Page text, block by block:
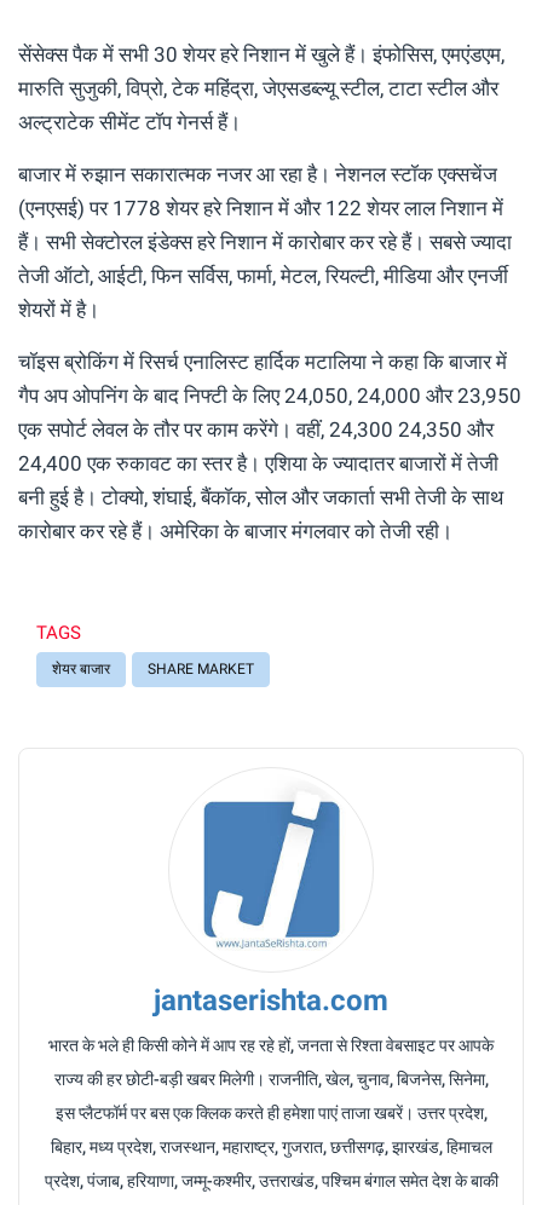
सेंसेक्स पैक में सभी 30 शेयर हरे निशान में खुले हैं। इंफोसिस, एमएंडएम,
मारुति सुजुकी, विप्रो, टेक महिंद्रा, जेएसडब्ल्यू स्टील, टाटा स्टील और
अल्ट्राटेक सीमेंट टॉप गेनर्स हैं।
बाजार में रुझान सकारात्मक नजर आ रहा है। नेशनल स्टॉक एक्सचेंज
(एनएसई) पर 1778 शेयर हरे निशान में और 122 शेयर लाल निशान में
हैं। सभी सेक्टोरल इंडेक्स हरे निशान में कारोबार कर रहे हैं। सबसे ज्यादा
तेजी ऑटो, आईटी, फिन सर्विस, फार्मा, मेटल, रियल्टी, मीडिया और एनर्जी
शेयरों में है।
चॉइस ब्रोकिंग में रिसर्च एनालिस्ट हार्दिक मटालिया ने कहा कि बाजार में
गैप अप ओपनिंग के बाद निफ्टी के लिए 24,050, 24,000 और 23,950
एक सपोर्ट लेवल के तौर पर काम करेंगे। वहीं, 24,300 24,350 और
24,400 एक रुकावट का स्तर है। एशिया के ज्यादातर बाजारों में तेजी
बनी हुई है। टोक्यो, शंघाई, बैंकॉक, सोल और जकार्ता सभी तेजी के साथ
कारोबार कर रहे हैं। अमेरिका के बाजार मंगलवार को तेजी रही।
TAGS
शेयर बाजार SHARE MARKET
jantaserishta.com
भारत के भले ही किसी कोने में आप रह रहे हों, जनता से रिश्ता वेबसाइट पर आपके
राज्य की हर छोटी-बड़ी खबर मिलेगी। राजनीति, खेल, चुनाव, बिजनेस, सिनेमा,
इस प्लैटफॉर्म पर बस एक क्लिक करते ही हमेशा पाएं ताजा खबरें। उत्तर प्रदेश,
बिहार, मध्य प्रदेश, राजस्थान, महाराष्ट्र, गुजरात, छत्तीसगढ़, झारखंड, हिमाचल
प्रदेश, पंजाब, हरियाणा, जम्मू-कश्मीर, उत्तराखंड, पश्चिम बंगाल समेत देश के बाकी